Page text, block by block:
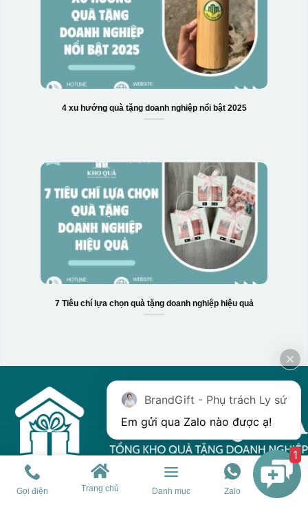
4 xu hướng quà tặng doanh nghiệp nổi bật 2025
7 Tiêu chí lựa chọn quà tặng doanh nghiệp hiệu quả
Tổng kho quà tặng của chúng tôi tự hào với sự đa dạng sản phẩm,
giúp khách hàng dễ dàng tìm kiếm quà tặng phù hợp cho mọi dịp.
Trang web của chúng tôi được thiết kế trực quan, cho phép bạn dễ
Gọi điện Trang chủ Danh mục Zalo
BrandGift - Phụ trách Ly sứ
Em gửi qua Zalo nào được ạ!
1